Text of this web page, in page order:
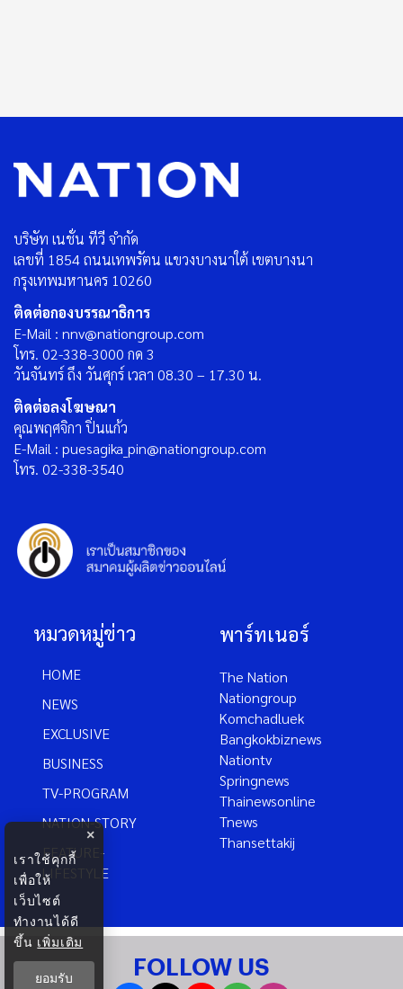
บริษัท เนชั่น ทีวี จำกัด
เลขที่ 1854 ถนนเทพรัตน แขวงบางนาใต้ เขตบางนา
กรุงเทพมหานคร 10260
ติดต่อกองบรรณาธิการ
E-Mail : nnv@nationgroup.com
โทร. 02-338-3000 กด 3
วันจันทร์ ถึง วันศุกร์ เวลา 08.30 – 17.30 น.
ติดต่อลงโฆษณา
คุณพฤศจิกา ปิ่นแก้ว
E-Mail : puesagika_pin@nationgroup.com
โทร. 02-338-3540
หมวดหมู่ข่าว
HOME
NEWS
EXCLUSIVE
BUSINESS
TV-PROGRAM
NATION-STORY
FEATURE-
LIFESTYLE
พาร์ทเนอร์
The Nation
Nationgroup
Komchadluek
Bangkokbiznews
Nationtv
Springnews
Thainewsonline
Tnews
Thansettakij
FOLLOW US
×
เราใช้คุกกี้
เพื่อให้
เว็บไซต์
ทำงานได้ดี
ขึ้น เพิ่มเติม
ยอมรับ